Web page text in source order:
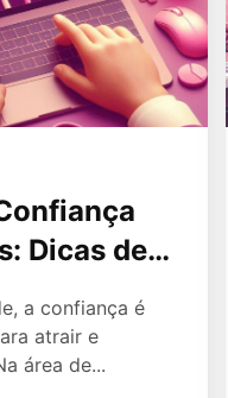
Dicas de
a confiança é
atrair e
área de...